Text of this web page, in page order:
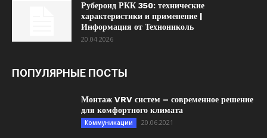
Рубероид РКК 350: технические
характеристики и применение |
Информация от Технониколь
20.04.2026
ПОПУЛЯРНЫЕ ПОСТЫ
Монтаж VRV систем – современное решение
для комфортного климата
Коммуникации 20.06.2021